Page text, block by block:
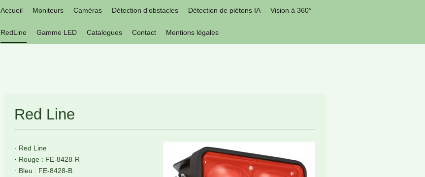
Accueil Moniteurs Caméras Détection d'obstacles Détection de piétons IA Vision à 360°
RedLine Gamme LED Catalogues Contact Mentions légales
Red Line
· Red Line
· Rouge : FE-8428-R
· Bleu : FE-8428-B